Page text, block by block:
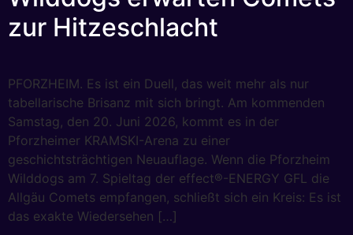
zur Hitzeschlacht
PFORZHEIM. Es ist ein Duell, das weit mehr als nur
tabellarische Brisanz mit sich bringt. Am kommenden
Samstag, den 20. Juni 2026, kommt es in der
Pforzheimer KRAMSKI-Arena zu einer
geschichtsträchtigen Neuauflage. Wenn die Pforzheim
Wilddogs am 7. Spieltag der effect®-ENERGY GFL die
Allgäu Comets empfangen, schließt sich ein Kreis: Es ist
das exakte Wiedersehen […]